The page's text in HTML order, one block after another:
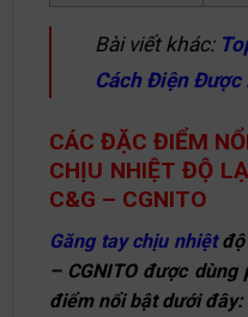
Bài viết khác:
Cách Điện
CÁC ĐẶC ĐIỂM
CHỊU NHIỆT ĐỘ
C&G – CGNITO
Găng tay chịu nhiệtđộ
– CGNITO được
điểm nổi bật dưới đây: